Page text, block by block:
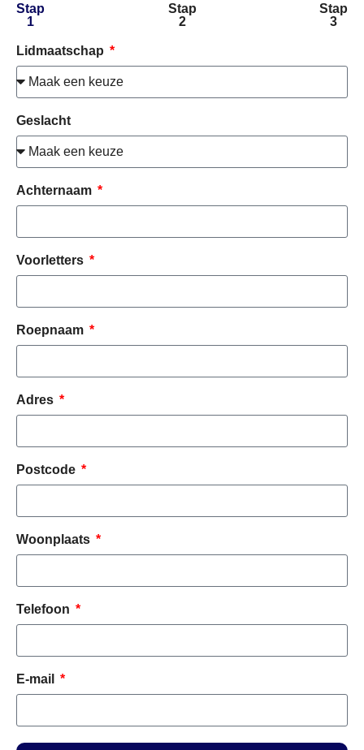
Stap
1
Stap
2
Stap
3
Lidmaatschap
Geslacht
Achternaam
Voorletters
Roepnaam
Adres
Postcode
Woonplaats
Telefoon
E-mail